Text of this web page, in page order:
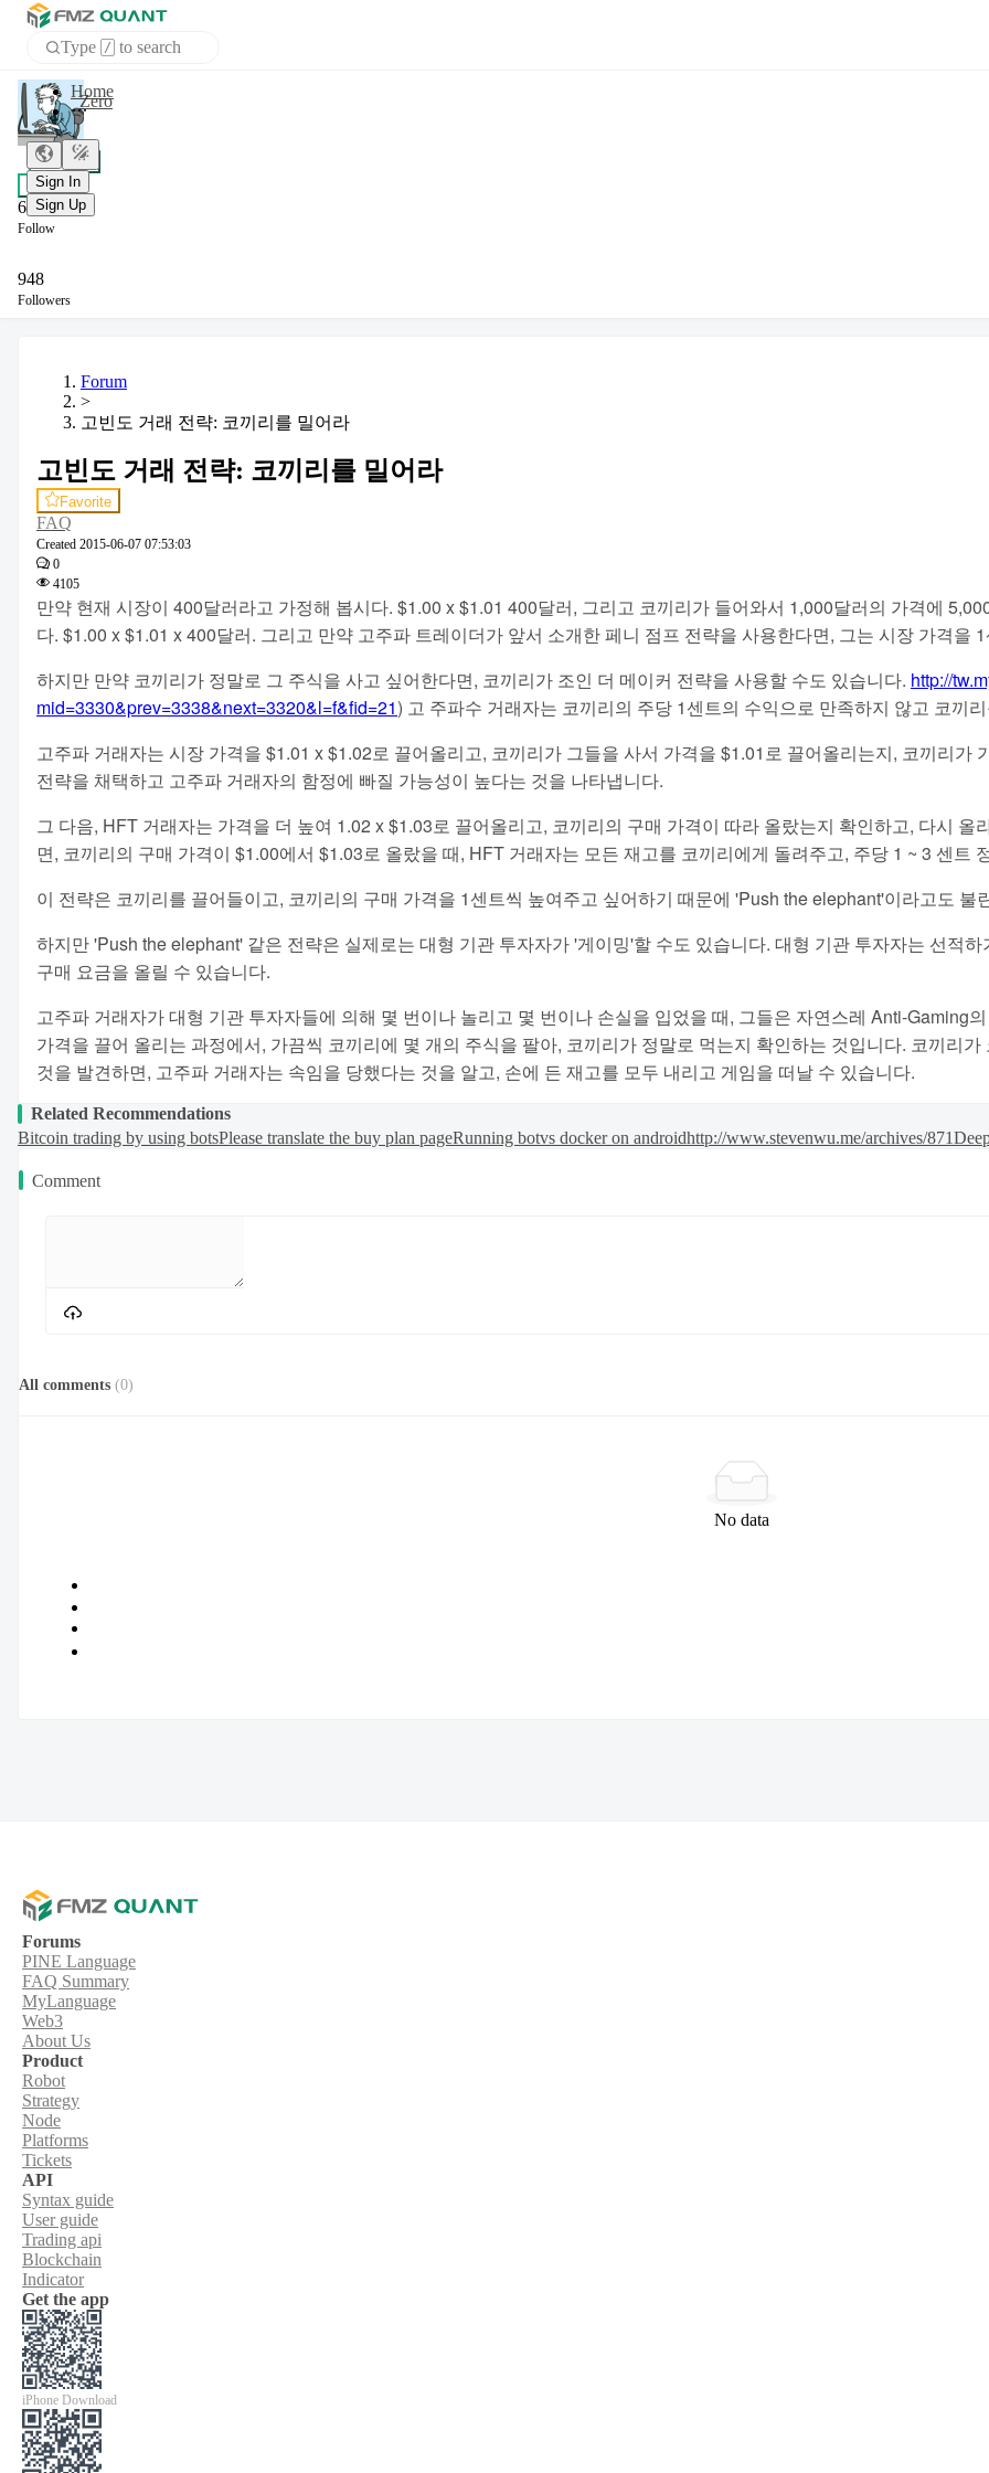
Type / to search
Home
APP
Sign In
Sign Up
Zero
+ Follow
Chat
6
Follow
948
Followers
Forum
>
고빈도 거래 전략: 코끼리를 밀어라
고빈도 거래 전략: 코끼리를 밀어라
Favorite
FAQ
Created 2015-06-07 07:53:03
0
4105
만약 현재 시장이 400달러라고 가정해 봅시다. $1.00 x $1.01 400달러, 그리고 코끼리가 들어와서 1,000달러의 가격에
다. $1.00 x $1.01 x 400달러. 그리고 만약 고주파 트레이더가 앞서 소개한 페니 점프 전략을 사용한다면, 그는 시장 가격을
하지만 만약 코끼리가 정말로 그 주식을 사고 싶어한다면, 코끼리가 조인 더 메이커 전략을 사용할 수도 있습니다. http://
mid=3330&prev=3338&next=3320&l=f&fid=21) 고 주파수 거래자는 코끼리의 주당 1센트의 수익으로 만족하지 않고 코끼
고주파 거래자는 시장 가격을 $1.01 x $1.02로 끌어올리고, 코끼리가 그들을 사서 가격을 $1.01로 끌어올리는지, 코끼리가
전략을 채택하고 고주파 거래자의 함정에 빠질 가능성이 높다는 것을 나타냅니다.
그 다음, HFT 거래자는 가격을 더 높여 1.02 x $1.03로 끌어올리고, 코끼리의 구매 가격이 따라 올랐는지 확인하고, 다시
면, 코끼리의 구매 가격이 $1.00에서 $1.03로 올랐을 때, HFT 거래자는 모든 재고를 코끼리에게 돌려주고, 주당 1 ~ 3 센트
이 전략은 코끼리를 끌어들이고, 코끼리의 구매 가격을 1센트씩 높여주고 싶어하기 때문에 'Push the elephant'이라고도 불
하지만 'Push the elephant' 같은 전략은 실제로는 대형 기관 투자자가 '게이밍'할 수도 있습니다. 대형 기관 투자자는 선적
구매 요금을 올릴 수 있습니다.
고주파 거래자가 대형 기관 투자자들에 의해 몇 번이나 놀리고 몇 번이나 손실을 입었을 때, 그들은 자연스레 Anti-Gaming
가격을 끌어 올리는 과정에서, 가끔씩 코끼리에 몇 개의 주식을 팔아, 코끼리가 정말로 먹는지 확인하는 것입니다. 코끼리
것을 발견하면, 고주파 거래자는 속임을 당했다는 것을 알고, 손에 든 재고를 모두 내리고 게임을 떠날 수 있습니다.
Related Recommendations
Bitcoin trading by using botsPlease translate the buy plan pageRunning botvs docker on androidhttp://www.stevenwu.me/archives/871
Comment
All comments (0)
No data
Forums
PINE Language
FAQ Summary
MyLanguage
Web3
About Us
Product
Robot
Strategy
Node
Platforms
Tickets
API
Syntax guide
User guide
Trading api
Blockchain
Indicator
Get the app
iPhone Download